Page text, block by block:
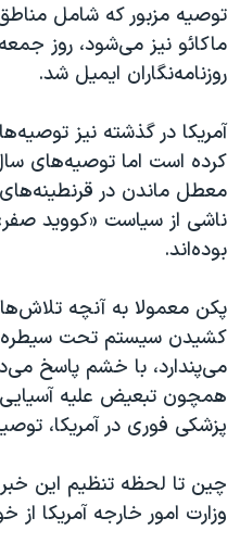
توصیه مزبور که شامل
ماکائو نیز می‌شود، روز
روزنامه‌نگاران ایمیل شد.
آمریکا در گذشته نیز
کرده است اما توصیه‌های
معطل ماندن در
ناشی از سیاست «کووید
بوده‌اند.
پکن معمولا به آنچه
کشیدن سیستم تحت
می‌پندارد، با خشم پاسخ
همچون تبعیض علیه
پزشکی فوری در آمریکا،
چین تا لحظه تنظیم این
وزارت امور خارجه آمریکا